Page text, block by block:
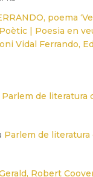
poema
| Poesia en
Vidal Ferrando,
Parlem de literatura
Parlem de literatura
Robert